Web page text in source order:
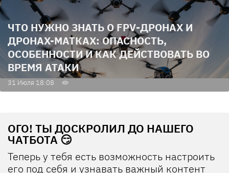
ЧТО НУЖНО ЗНАТЬ О FPV-ДРОНАХ И
ДРОНАХ-МАТКАХ: ОПАСНОСТЬ,
ОСОБЕННОСТИ И КАК ДЕЙСТВОВАТЬ ВО
ВРЕМЯ АТАКИ
31 Июля 18:08
ОГО! ТЫ ДОСКРОЛИЛ ДО НАШЕГО
ЧАТБОТА 😏
Теперь у тебя есть возможность настроить
его под себя и узнавать важный контент